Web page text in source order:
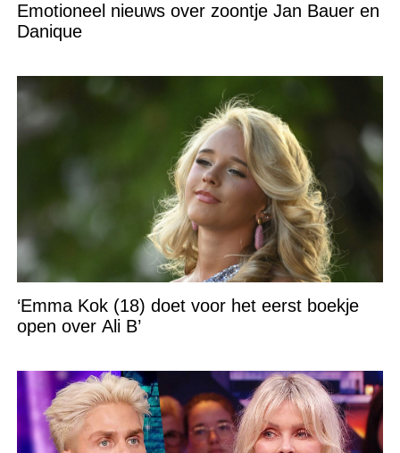
Emotioneel nieuws over zoontje Jan Bauer en
Danique
‘Emma Kok (18) doet voor het eerst boekje
open over Ali B’